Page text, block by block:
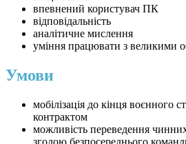
впевнений користувач ПК
відповідальність
аналітичне мислення
уміння працювати з великими
Умови
мобілізація до кінця воєнного
контрактом
можливість переведення
згодою безпосереднього